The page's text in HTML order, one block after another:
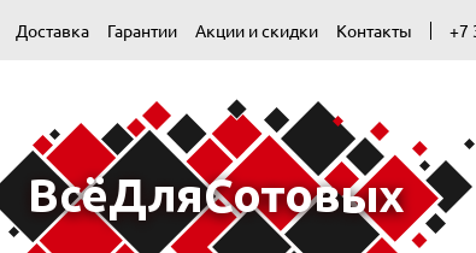
Доставка Гарантии Акции и скидки Контакты +7